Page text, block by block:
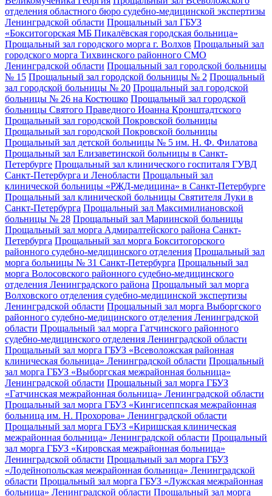
отделения областного бюро судебно-медицинской экспертизы
Ленинградской области Прощальный зал ГБУЗ
«Бокситогорская МБ Пикалёвская городская больница»
Прощальный зал городского морга г. Волхов Прощальный зал
городского морга Тихвинского районного СМО
Ленинградской области Прощальный зал городской больницы
№ 15 Прощальный зал городской больницы № 2 Прощальный
зал городской больницы № 20 Прощальный зал городской
больницы № 26 на Костюшко Прощальный зал городской
больницы Святого Праведного Иоанна Кронштадтского
Прощальный зал городской Покровской больницы
Прощальный зал городской Покровской больницы
Прощальный зал детской больницы № 5 им. Н. Ф. Филатова
Прощальный зал Елизаветинской больницы в Санкт-
Петербурге Прощальный зал клинического госпиталя ГУВД
Санкт-Петербурга и Ленобласти Прощальный зал
клинической больницы «РЖД-медицина» в Санкт-Петербурге
Прощальный зал клинической больницы Святителя Луки в
Санкт-Петербурга Прощальный зал Максимилиановской
больницы № 28 Прощальный зал Мариинской больницы
Прощальный зал морга Адмиралтейского района Санкт-
Петербурга Прощальный зал морга Бокситогорского
районного судебно-медицинского отделения Прощальный зал
морга больницы № 31 Санкт-Петербурга Прощальный зал
морга Волосовского районного судебно-медицинского
отделения Ленинградского района Прощальный зал морга
Волховского отделения судебно-медицинской экспертизы
Ленинградской области Прощальный зал морга Выборгского
районного судебно-медицинского отделения Ленинградской
области Прощальный зал морга Гатчинского районного
судебно-медицинского отделения Ленинградской области
Прощальный зал морга ГБУЗ «Всеволожская районная
клиническая больница» Ленинградской области Прощальный
зал морга ГБУЗ «Выборгская межрайонная больница»
Ленинградской области Прощальный зал морга ГБУЗ
«Гатчинская межрайонная больница» Ленинградской области
Прощальный зал морга ГБУЗ «Кингисеппская межрайонная
больница им. Н. Прохорова» Ленинградской области
Прощальный зал морга ГБУЗ «Киришская клиническая
межрайонная больница» Ленинградской области Прощальный
зал морга ГБУЗ «Кировская межрайонная больница»
Ленинградской области Прощальный зал морга ГБУЗ
«Лодейнопольская межрайонная больница» Ленинградской
области Прощальный зал морга ГБУЗ «Лужская межрайонная
больница» Ленинградской области Прощальный зал морга